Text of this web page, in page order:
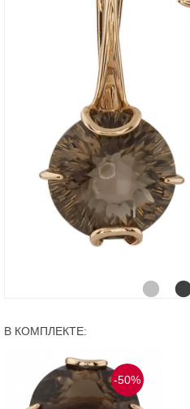
В КОМПЛЕКТЕ:
-50%